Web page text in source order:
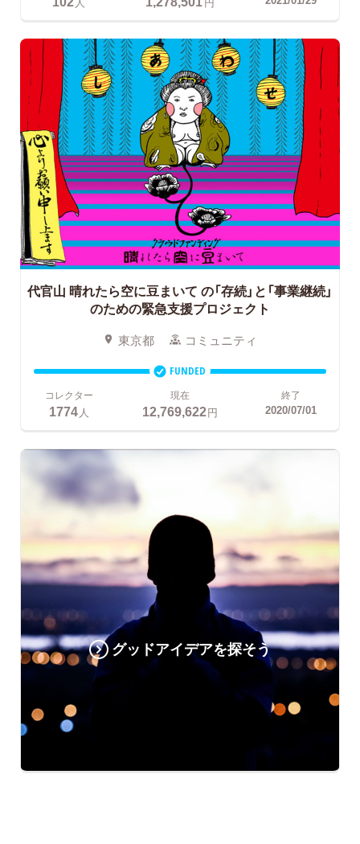
代官山 晴れたら空に豆まいて の「存続」と「事業継続」
のための緊急支援プロジェクト
東京都 コミュニティ
FUNDED
コレクター
1774人
現在
12,769,622円
終了
2020/07/01
グッドアイデアを探そう